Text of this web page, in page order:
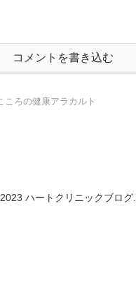
コメントを書き込む
ころの健康アラカルト
ハートクリニックブログ.